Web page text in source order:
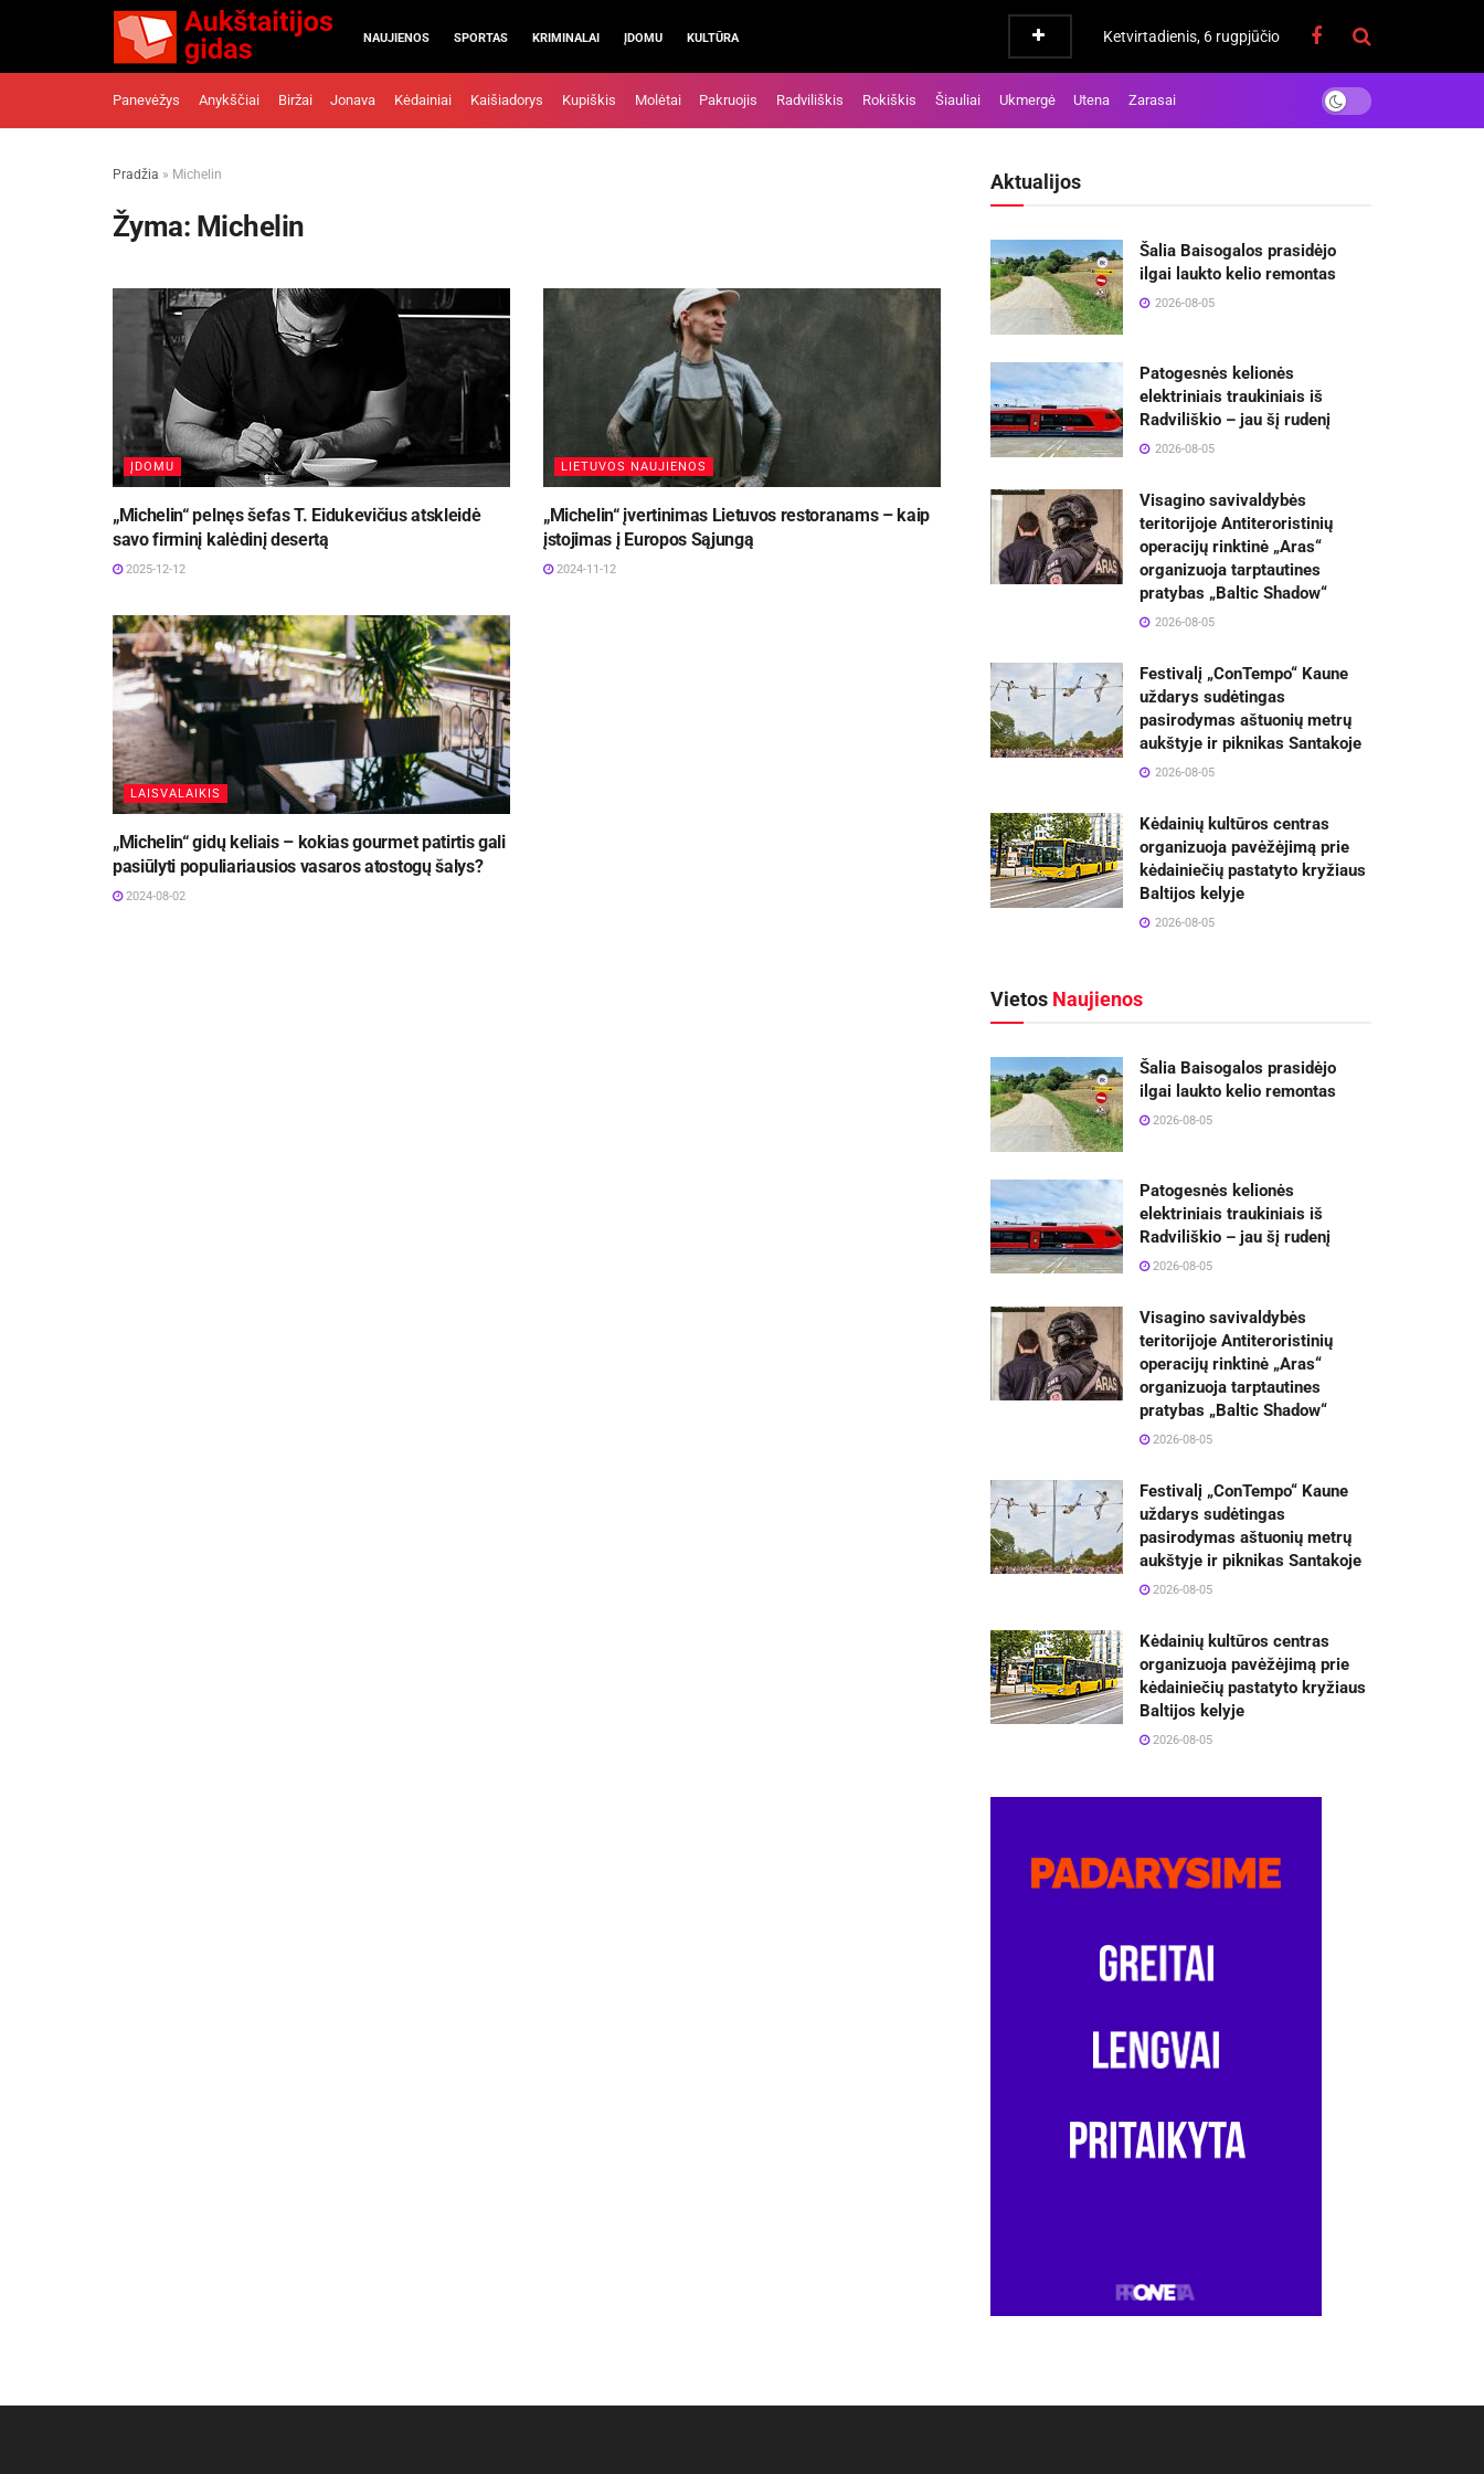
NAUJIENOS SPORTAS KRIMINALAI ĮDOMU KULTŪRA Ketvirtadienis, 6 rugpjūčio
Panevėžys Anykščiai Biržai Jonava Kėdainiai Kaišiadorys Kupiškis Molėtai Pakruojis Radviliškis Rokiškis Šiauliai Ukmergė Utena Zarasai
Pradžia » Michelin
Žyma: Michelin
ĮDOMU
„Michelin“ pelnęs šefas T. Eidukevičius atskleidė
savo firminį kalėdinį desertą
2025-12-12
LIETUVOS NAUJIENOS
„Michelin“ įvertinimas Lietuvos restoranams – kaip
įstojimas į Europos Sąjungą
2024-11-12
LAISVALAIKIS
„Michelin“ gidų keliais – kokias gourmet patirtis gali
pasiūlyti populiariausios vasaros atostogų šalys?
2024-08-02
Aktualijos
Šalia Baisogalos prasidėjo
ilgai laukto kelio remontas
2026-08-05
Patogesnės kelionės
elektriniais traukiniais iš
Radviliškio – jau šį rudenį
2026-08-05
Visagino savivaldybės
teritorijoje Antiteroristinių
operacijų rinktinė „Aras“
organizuoja tarptautines
pratybas „Baltic Shadow“
2026-08-05
Festivalį „ConTempo“ Kaune
uždarys sudėtingas
pasirodymas aštuonių metrų
aukštyje ir piknikas Santakoje
2026-08-05
Kėdainių kultūros centras
organizuoja pavėžėjimą prie
kėdainiečių pastatyto kryžiaus
Baltijos kelyje
2026-08-05
Vietos Naujienos
Šalia Baisogalos prasidėjo
ilgai laukto kelio remontas
2026-08-05
Patogesnės kelionės
elektriniais traukiniais iš
Radviliškio – jau šį rudenį
2026-08-05
Visagino savivaldybės
teritorijoje Antiteroristinių
operacijų rinktinė „Aras“
organizuoja tarptautines
pratybas „Baltic Shadow“
2026-08-05
Festivalį „ConTempo“ Kaune
uždarys sudėtingas
pasirodymas aštuonių metrų
aukštyje ir piknikas Santakoje
2026-08-05
Kėdainių kultūros centras
organizuoja pavėžėjimą prie
kėdainiečių pastatyto kryžiaus
Baltijos kelyje
2026-08-05